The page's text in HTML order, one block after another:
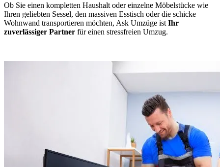
Ob Sie einen kompletten Haushalt oder einzelne Möbelstücke wie
Ihren geliebten Sessel, den massiven Esstisch oder die schicke
Wohnwand transportieren möchten, Ask Umzüge ist Ihr
zuverlässiger Partner für einen stressfreien Umzug.